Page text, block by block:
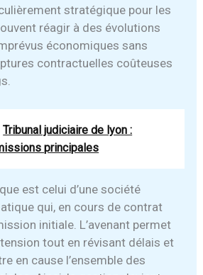
stratégique pour les
réagir à des évolutions
économiques sans
contractuelles coûteuses
Tribunal judiciaire de lyon :
principales
est celui d’une société
qui, en cours de contrat
initiale. L’avenant permet
tout en révisant délais et
en cause l’ensemble des